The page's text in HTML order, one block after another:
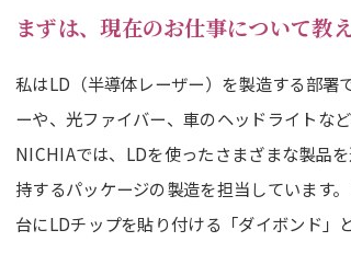
まずは、現在のお仕事について教
私はLD（半導体レーザー）を製造する部署
ーや、光ファイバー、車のヘッドライトな
NICHIAでは、LDを使ったさまざまな製品
持するパッケージの製造を担当しています
台にLDチップを貼り付ける「ダイボンド」